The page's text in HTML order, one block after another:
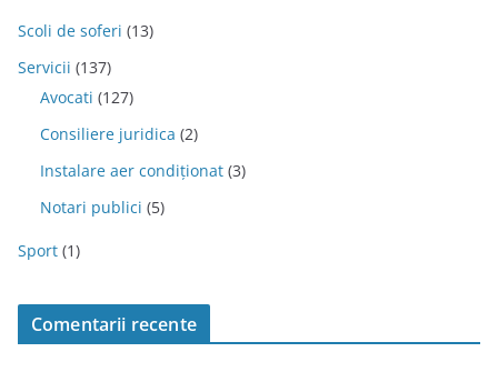
Scoli de soferi (13)
Servicii (137)
Avocati (127)
Consiliere juridica (2)
Instalare aer condiționat (3)
Notari publici (5)
Sport (1)
Comentarii recente